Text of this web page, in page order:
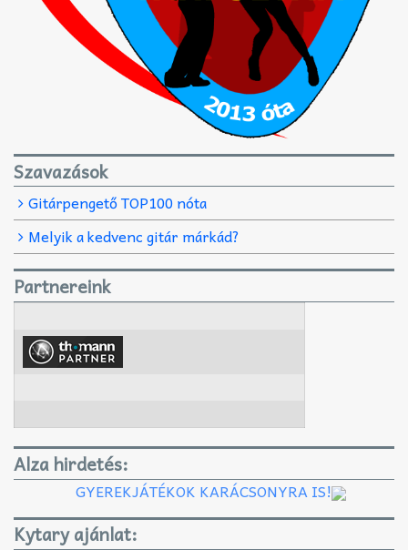
Szavazások
Gitárpengető TOP100 nóta
Melyik a kedvenc gitár márkád?
Partnereink
Alza hirdetés:
GYEREKJÁTÉKOK KARÁCSONYRA IS!
Kytary ajánlat: